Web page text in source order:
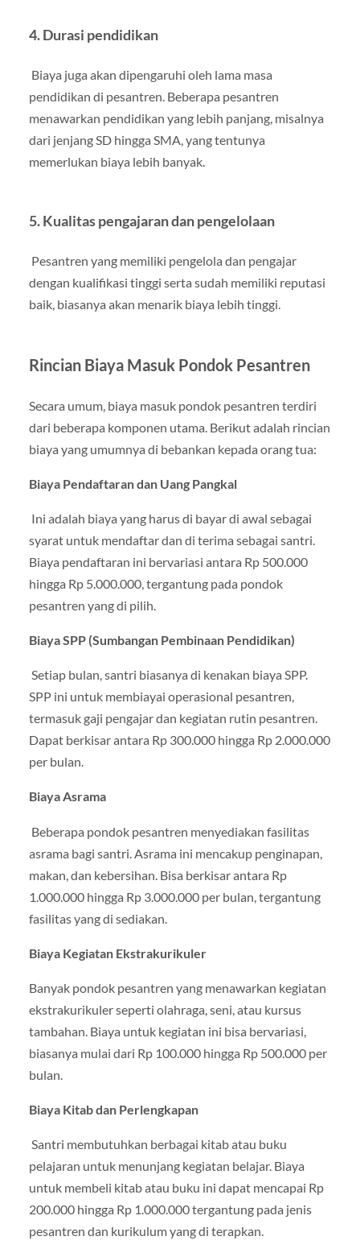
4. Durasi pendidikan
Biaya juga akan dipengaruhi oleh lama masa
pendidikan di pesantren. Beberapa pesantren
menawarkan pendidikan yang lebih panjang, misalnya
dari jenjang SD hingga SMA, yang tentunya
memerlukan biaya lebih banyak.
5. Kualitas pengajaran dan pengelolaan
Pesantren yang memiliki pengelola dan pengajar
dengan kualifikasi tinggi serta sudah memiliki reputasi
baik, biasanya akan menarik biaya lebih tinggi.
Rincian Biaya Masuk Pondok Pesantren
Secara umum, biaya masuk pondok pesantren terdiri
dari beberapa komponen utama. Berikut adalah rincian
biaya yang umumnya di bebankan kepada orang tua:
Biaya Pendaftaran dan Uang Pangkal
Ini adalah biaya yang harus di bayar di awal sebagai
syarat untuk mendaftar dan di terima sebagai santri.
Biaya pendaftaran ini bervariasi antara Rp 500.000
hingga Rp 5.000.000, tergantung pada pondok
pesantren yang di pilih.
Biaya SPP (Sumbangan Pembinaan Pendidikan)
Setiap bulan, santri biasanya di kenakan biaya SPP.
SPP ini untuk membiayai operasional pesantren,
termasuk gaji pengajar dan kegiatan rutin pesantren.
Dapat berkisar antara Rp 300.000 hingga Rp 2.000.000
per bulan.
Biaya Asrama
Beberapa pondok pesantren menyediakan fasilitas
asrama bagi santri. Asrama ini mencakup penginapan,
makan, dan kebersihan. Bisa berkisar antara Rp
1.000.000 hingga Rp 3.000.000 per bulan, tergantung
fasilitas yang di sediakan.
Biaya Kegiatan Ekstrakurikuler
Banyak pondok pesantren yang menawarkan kegiatan
ekstrakurikuler seperti olahraga, seni, atau kursus
tambahan. Biaya untuk kegiatan ini bisa bervariasi,
biasanya mulai dari Rp 100.000 hingga Rp 500.000 per
bulan.
Biaya Kitab dan Perlengkapan
Santri membutuhkan berbagai kitab atau buku
pelajaran untuk menunjang kegiatan belajar. Biaya
untuk membeli kitab atau buku ini dapat mencapai Rp
200.000 hingga Rp 1.000.000 tergantung pada jenis
pesantren dan kurikulum yang di terapkan.